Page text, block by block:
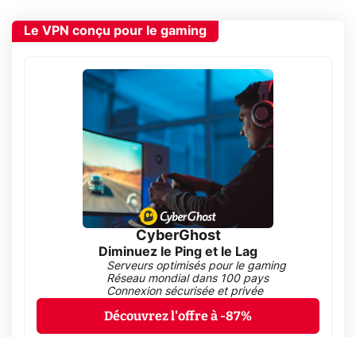
Le VPN conçu pour le gaming
CyberGhost
Diminuez le Ping et le Lag
Serveurs optimisés pour le gaming
Réseau mondial dans 100 pays
Connexion sécurisée et privée
Découvrez l'offre à -87%